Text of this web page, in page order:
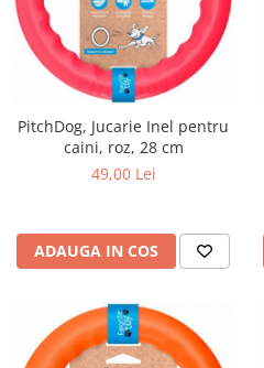
PitchDog, Jucarie Inel pentru
caini, roz, 28 cm
49,00 Lei
ADAUGA IN COS